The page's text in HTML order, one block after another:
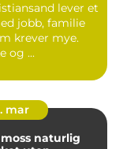
lever et
jobb, familie
krever mye.
og ...
mar